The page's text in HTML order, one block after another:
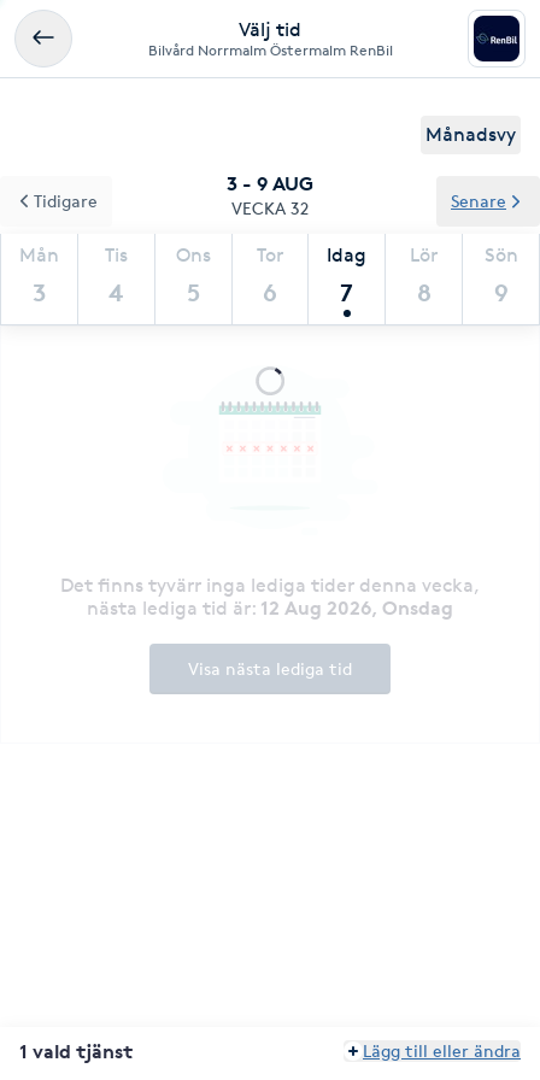
Välj tid
Bilvård Norrmalm Östermalm RenBil
Månadsvy
3 - 9 AUG
VECKA 32
Mån
3
Tis
4
Ons
5
Tor
6
Idag
7
Lör
8
Sön
9
Tidigare Senare
Det finns tyvärr inga lediga tider denna vecka,
nästa lediga tid är: 12 Aug 2026, Onsdag
Visa nästa lediga tid
1 vald tjänst Lägg till eller ändra